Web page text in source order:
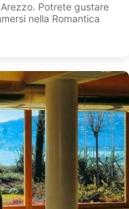
Potrete gustare
nella Romantica